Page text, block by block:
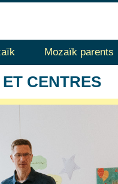
Mozaïk parents
ET CENTRES